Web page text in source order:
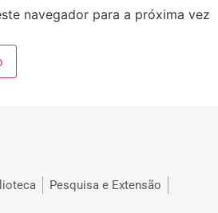
navegador para a próxima vez
Pesquisa e Extensão